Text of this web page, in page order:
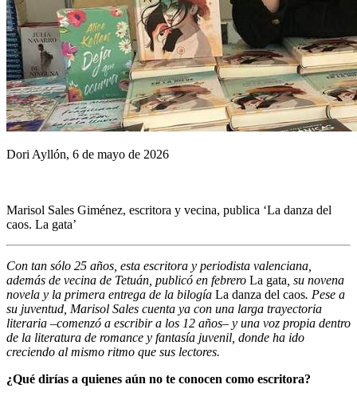
Dori Ayllón, 6 de mayo de 2026
Marisol Sales Giménez, escritora y vecina, publica ‘La danza del
caos. La gata’
Con tan sólo 25 años, esta escritora y periodista valenciana,
además de vecina de Tetuán, publicó en febrero La gata , su novena
novela y la primera entrega de la bilogía La danza del caos. Pese a
su juventud, Marisol Sales cuenta ya con una larga trayectoria
literaria –comenzó a escribir a los 12 años– y una voz propia dentro
de la literatura de romance y fantasía juvenil, donde ha ido
creciendo al mismo ritmo que sus lectores.
¿Qué dirías a quienes aún no te conocen como escritora?